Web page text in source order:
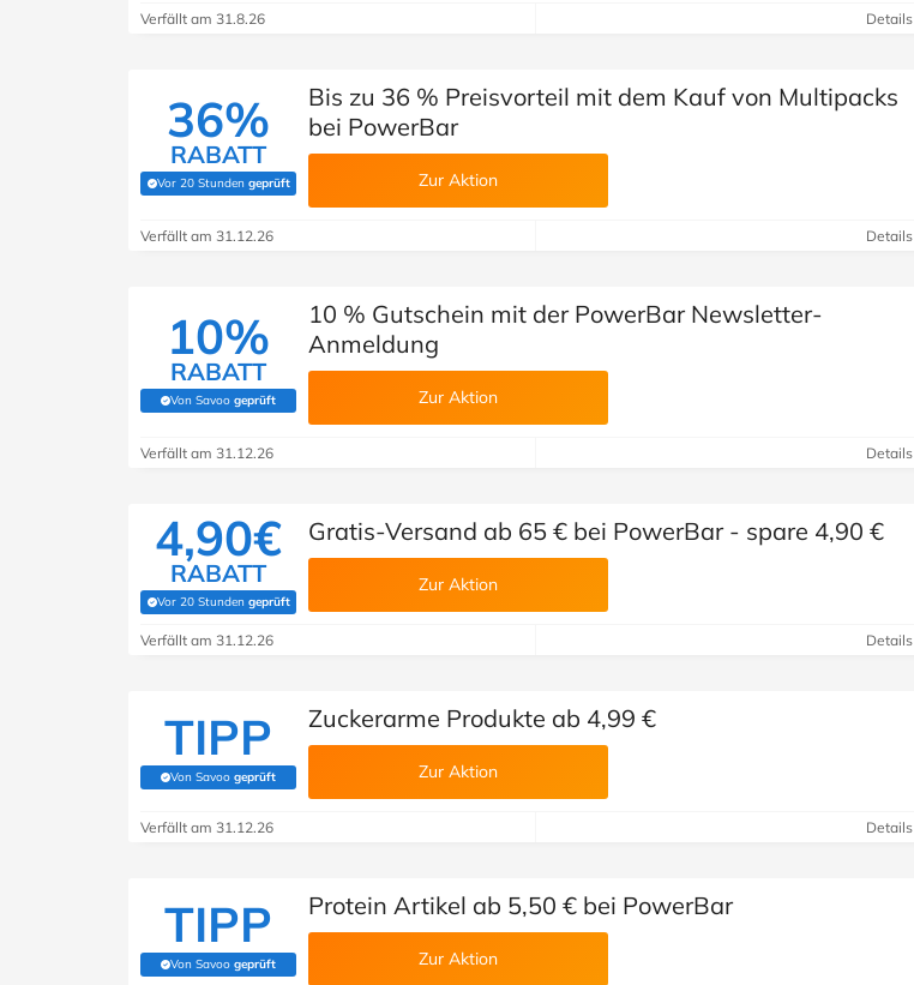
Verfällt am 31.8.26 Details
36%
RABATT
Vor 20 Stunden geprüft
(Von Savoo geprüft)
Bis zu 36 % Preisvorteil mit dem Kauf von Multipacks
bei PowerBar
Zur Aktion
Verfällt am 31.12.26 Details
10%
RABATT
Von Savoo geprüft
(Von Savoo geprüft)
10 % Gutschein mit der PowerBar Newsletter-
Anmeldung
Zur Aktion
Verfällt am 31.12.26 Details
4,90€
RABATT
Vor 20 Stunden geprüft
(Von Savoo geprüft)
Gratis-Versand ab 65 € bei PowerBar - spare 4,90 €
Zur Aktion
Verfällt am 31.12.26 Details
TIPP
Von Savoo geprüft
(Von Savoo geprüft)
Zuckerarme Produkte ab 4,99 €
Zur Aktion
Verfällt am 31.12.26 Details
TIPP
Von Savoo geprüft
(Von Savoo geprüft)
Protein Artikel ab 5,50 € bei PowerBar
Zur Aktion